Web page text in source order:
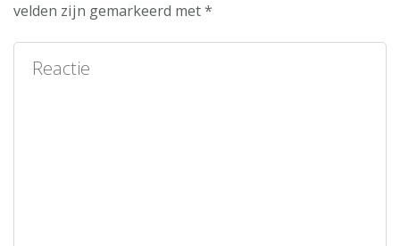
velden zijn gemarkeerd met*